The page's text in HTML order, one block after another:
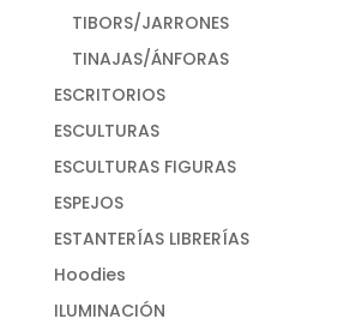
TIBORS/JARRONES
TINAJAS/ÁNFORAS
ESCRITORIOS
ESCULTURAS
ESCULTURAS FIGURAS
ESPEJOS
ESTANTERÍAS LIBRERÍAS
Hoodies
ILUMINACIÓN